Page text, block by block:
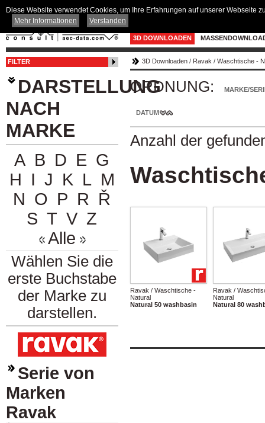
3D DOWNLOADEN
FILTER
DARSTELLUNG
NACH
MARKE
A B D E G
H I J K L M
N O P R Ř
S T V Z
Alle
Wählen Sie die
erste Buchstabe
der Marke zu
darstellen.
Serie von
Marken
Ravak
3D Downloaden / Ravak / Waschtische -
ORDNUNG: MARKE/
DATUM
Anzahl der
Ravak / Waschtische -
Natural
Natural 50 washbasin
Ravak /
Natural
Natural 80
Diese Website verwendet Cookies, um Ihre Erfahrungen auf unserer Webseite
Mehr Informationen
Verstanden